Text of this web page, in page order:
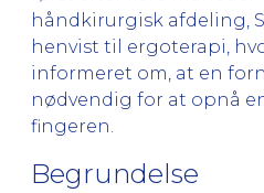
håndkirurgisk afdeling,
henvist til ergoterapi,
informeret om, at en
nødvendig for at opnå
fingeren.
Begrundelse